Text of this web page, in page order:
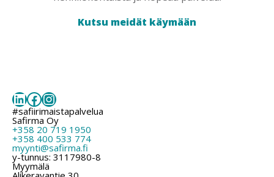
Kutsu meidät käymään
LinkedIn
Facebook
Instagram
#safiirimaistapalvelua
Safirma Oy
+358 20 719 1950
+358 400 533 774
myynti@safirma.fi
y-tunnus: 3117980-8
Myymälä